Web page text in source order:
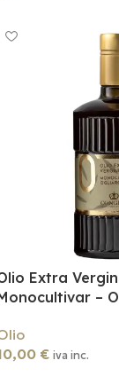
Extra
–
€ iva inc.